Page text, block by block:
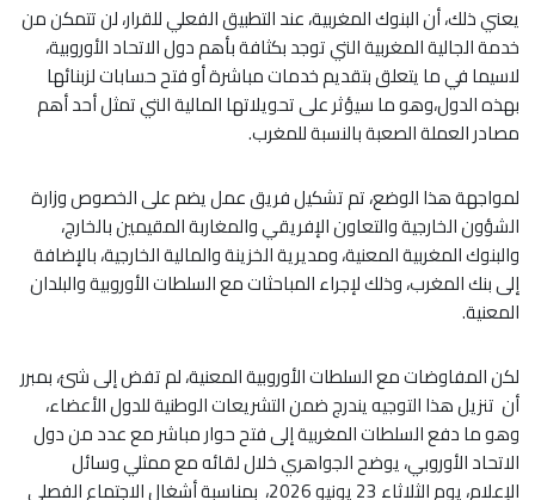
يعني ذلك، أن البنوك المغربية، عند التطبيق الفعلي للقرار، لن تتمكن من
خدمة الجالية المغربية التي توجد بكثافة بأهم دول الاتحاد الأوروبية،
لاسيما في ما يتعلق بتقديم خدمات مباشرة أو فتح حسابات لزبنائها
بهذه الدول،وهو ما سيؤثر على تحويلاتها المالية التي تمثل أحد أهم
مصادر العملة الصعبة بالنسبة للمغرب.
لمواجهة هذا الوضع، تم تشكيل فريق عمل يضم على الخصوص وزارة
الشؤون الخارجية والتعاون الإفريقي والمغاربة المقيمين بالخارج،
والبنوك المغربية المعنية، ومديرية الخزينة والمالية الخارجية، بالإضافة
إلى بنك المغرب، وذلك لإجراء المباحثات مع السلطات الأوروبية والبلدان
المعنية.
لكن المفاوضات مع السلطات الأوروبية المعنية، لم تفض إلى شئ، بمبرر
أن تنزيل هذا التوجيه يندرج ضمن التشريعات الوطنية للدول الأعضاء،
وهو ما دفع السلطات المغربية إلى فتح حوار مباشر مع عدد من دول
الاتحاد الأوروبي، يوضح الجواهري خلال لقائه مع ممثلي وسائل
الإعلام، يوم الثلاثاء 23 يونيو 2026، بمناسبة أشغال الاجتماع الفصلي